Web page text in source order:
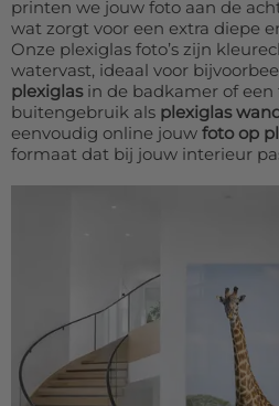
printen we jouw foto aan de
wat zorgt voor een extra diepe
Onze plexiglas foto’s zijn
watervast, ideaal voor
plexiglasin de badkamer of een
buitengebruik als plexiglas
eenvoudig online jouw foto op
formaat dat bij jouw interieur